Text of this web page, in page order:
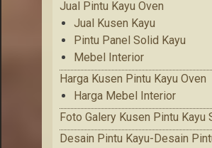
Jual Pintu Kayu Oven
Jual Kusen Kayu
Pintu Panel Solid Kayu
Mebel Interior
Harga Kusen Pintu Kayu Oven
Harga Mebel Interior
Foto Galery Kusen Pintu Kayu
Desain Pintu Kayu-Desain